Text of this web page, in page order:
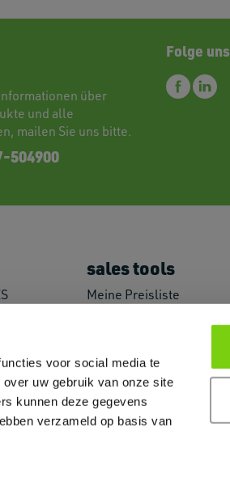
voor social media te
uw gebruik van onze site
kunnen deze gegevens
verzameld op basis van
über
und alle
mailen Sie uns bitte.
504900
Folge uns
sales tools
Meine Preisliste
Markenzertifikate
API-Link